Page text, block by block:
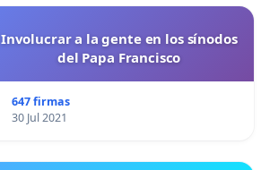
Involucrar a la gente en los sínodos
del Papa Francisco
647 firmas
30 Jul 2021